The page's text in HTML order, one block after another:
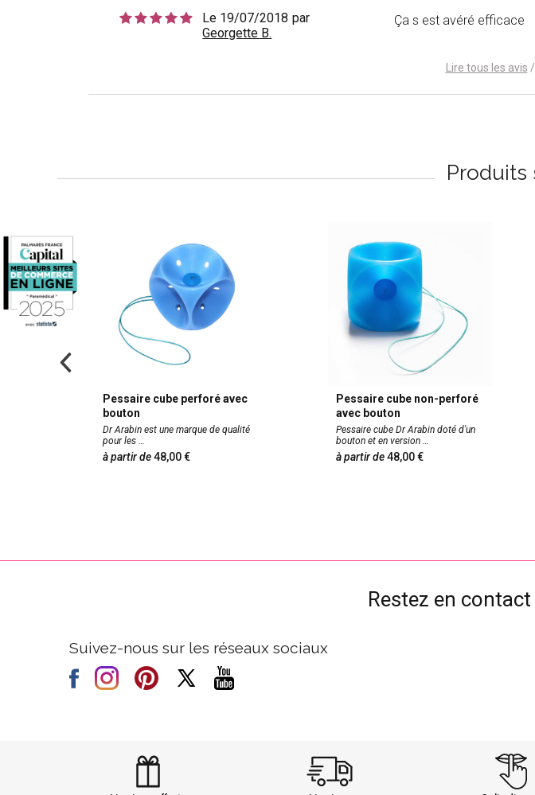
Le 19/07/2018 par
Georgette B.
Ça s est avéré efficace
Lire tous les avis /
Produits
Pessaire cube perforé avec
bouton
Dr Arabin est une marque de qualité
pour les
à partir de48,00
Pessaire cube non-perforé
avec bouton
Pessaire cube Dr Arabin doté d'un
bouton et en version
à partir de48,00
Restez en
Suivez-nous sur les réseaux sociaux